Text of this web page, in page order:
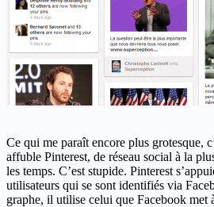
Ce qui me paraît encore plus grotesque,
affuble Pinterest, de réseau social à la
les temps. C’est stupide. Pinterest
utilisateurs qui se sont identifiés via
graphe, il utilise celui que Facebook met